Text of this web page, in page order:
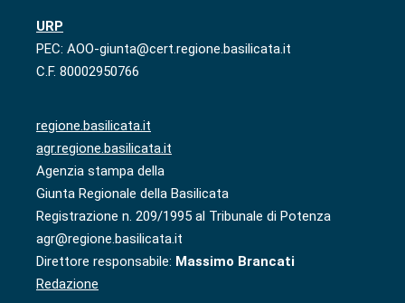
URP
PEC: AOO-giunta@cert.regione.basilicata.it
C.F. 80002950766
regione.basilicata.it
agr.regione.basilicata.it
Agenzia stampa della
Giunta Regionale della Basilicata
Registrazione n. 209/1995 al Tribunale di Potenza
agr@regione.basilicata.it
Direttore responsabile: Massimo Brancati
Redazione